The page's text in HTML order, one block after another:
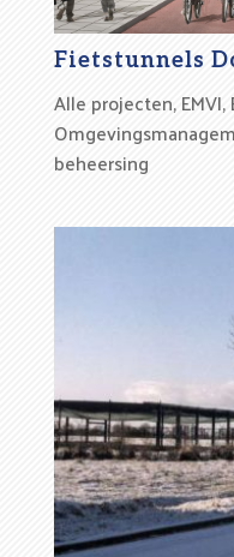
Fietstunnels
Alle projecten,EMVI,
beheersing